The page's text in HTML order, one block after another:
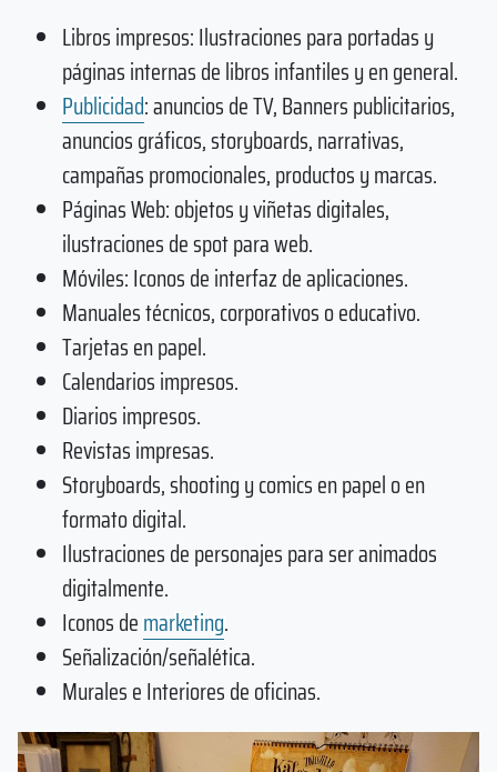
Libros impresos: Ilustraciones para portadas y
páginas internas de libros infantiles y en general.
Publicidad:anuncios de TV, Banners publicitarios,
anuncios gráficos, storyboards, narrativas,
campañas promocionales, productos y marcas.
Páginas Web: objetos y viñetas digitales,
ilustraciones de spot para web.
Móviles: Iconos de interfaz de aplicaciones.
Manuales técnicos, corporativos o educativo.
Tarjetas en papel.
Calendarios impresos.
Diarios impresos.
Revistas impresas.
Storyboards, shooting y comics en papel o en
formato digital.
Ilustraciones de personajes para ser animados
digitalmente.
Iconos demarketing.
Señalización/señalética.
Murales e Interiores de oficinas.